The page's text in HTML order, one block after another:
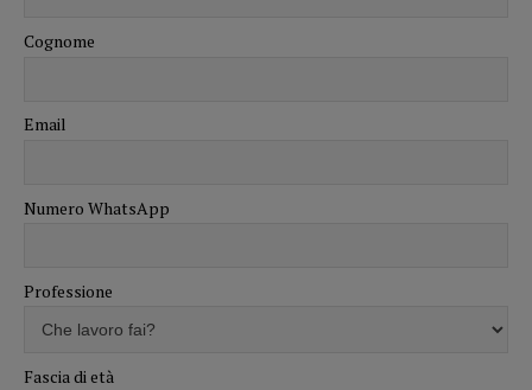
Cognome
Email
Numero WhatsApp
Professione
Fascia di età